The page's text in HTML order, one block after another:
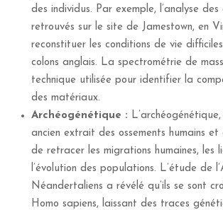
des individus. Par exemple, l’analyse des
retrouvés sur le site de Jamestown, en
reconstituer les conditions de vie
colons anglais. La spectrométrie de
technique utilisée pour identifier la
des matériaux.
Archéogénétique :
ancien extrait des ossements humains et
de retracer les migrations humaines, les
l’évolution des populations. L’étude de
Néandertaliens a révélé qu’ils se sont
Homo sapiens, laissant des traces